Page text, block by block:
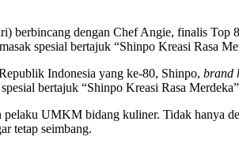
berbincang dengan Chef Angie, finalis Top
spesial bertajuk “Shinpo Kreasi Rasa
Indonesia yang ke-80, Shinpo, brand
bertajuk “Shinpo Kreasi Rasa
UMKM bidang kuliner. Tidak hanya
tetap seimbang.